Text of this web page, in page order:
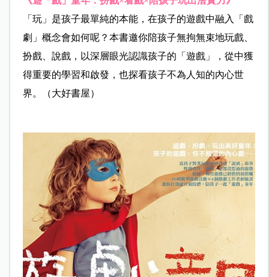
「玩」是孩子最單純的本能，在孩子的遊戲中融入「戲
劇」概念會如何呢？本書邀你陪孩子無拘無束地玩戲、
扮戲、說戲，以深層眼光認識孩子的「遊戲」，從中獲
得重要的學習和啟發，也探看孩子不為人知的內心世
界。（大好書屋）